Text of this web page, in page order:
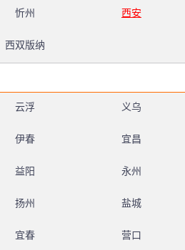
忻州 西安
西双版纳
云浮 义乌
伊春 宜昌
益阳 永州
扬州 盐城
宜春 营口